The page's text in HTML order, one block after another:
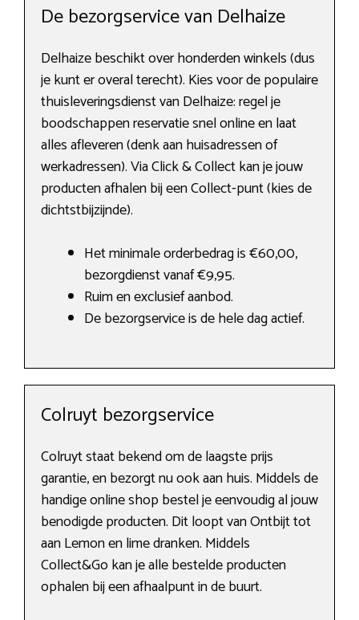
De bezorgservice van Delhaize
Delhaize beschikt over honderden winkels (dus
je kunt er overal terecht). Kies voor de populaire
thuisleveringsdienst van Delhaize: regel je
boodschappen reservatie snel online en laat
alles afleveren (denk aan huisadressen of
werkadressen). Via Click & Collect kan je jouw
producten afhalen bij een Collect-punt (kies de
dichtstbijzijnde).
Het minimale orderbedrag is €60,00,
bezorgdienst vanaf €9,95.
Ruim en exclusief aanbod.
De bezorgservice is de hele dag actief.
Colruyt bezorgservice
Colruyt staat bekend om de laagste prijs
garantie, en bezorgt nu ook aan huis. Middels de
handige online shop bestel je eenvoudig al jouw
benodigde producten. Dit loopt van Ontbijt tot
aan Lemon en lime dranken. Middels
Collect&Go kan je alle bestelde producten
ophalen bij een afhaalpunt in de buurt.